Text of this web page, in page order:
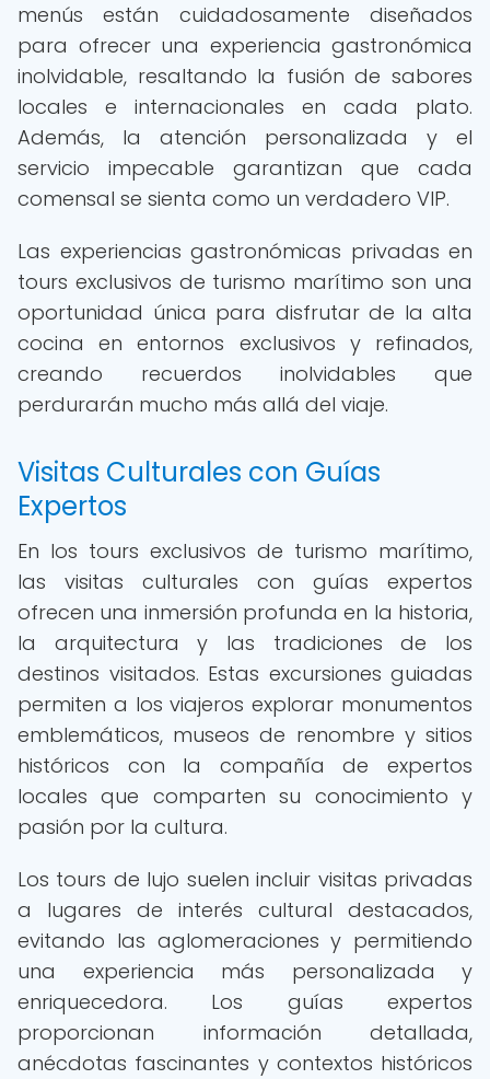
menús están cuidadosamente diseñados
para ofrecer una experiencia gastronómica
inolvidable, resaltando la fusión de sabores
locales e internacionales en cada plato.
Además, la atención personalizada y el
servicio impecable garantizan que cada
comensal se sienta como un verdadero VIP.
Las experiencias gastronómicas privadas en
tours exclusivos de turismo marítimo son una
oportunidad única para disfrutar de la alta
cocina en entornos exclusivos y refinados,
creando recuerdos inolvidables que
perdurarán mucho más allá del viaje.
Visitas Culturales con Guías
Expertos
En los tours exclusivos de turismo marítimo,
las visitas culturales con guías expertos
ofrecen una inmersión profunda en la historia,
la arquitectura y las tradiciones de los
destinos visitados. Estas excursiones guiadas
permiten a los viajeros explorar monumentos
emblemáticos, museos de renombre y sitios
históricos con la compañía de expertos
locales que comparten su conocimiento y
pasión por la cultura.
Los tours de lujo suelen incluir visitas privadas
a lugares de interés cultural destacados,
evitando las aglomeraciones y permitiendo
una experiencia más personalizada y
enriquecedora. Los guías expertos
proporcionan información detallada,
anécdotas fascinantes y contextos históricos